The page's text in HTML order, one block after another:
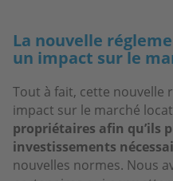
La nouvelle
un impact sur le
Tout à fait, cette nouvelle
impact sur le marché
propriétaires afin qu’ils
investissements
nouvelles normes. Nous